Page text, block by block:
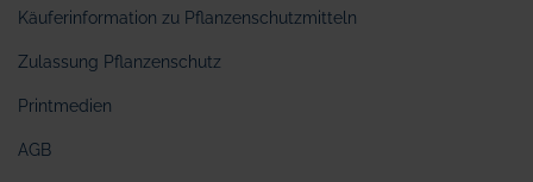
Käuferinformation zu Pflanzenschutzmitteln
Zulassung Pflanzenschutz
Printmedien
AGB